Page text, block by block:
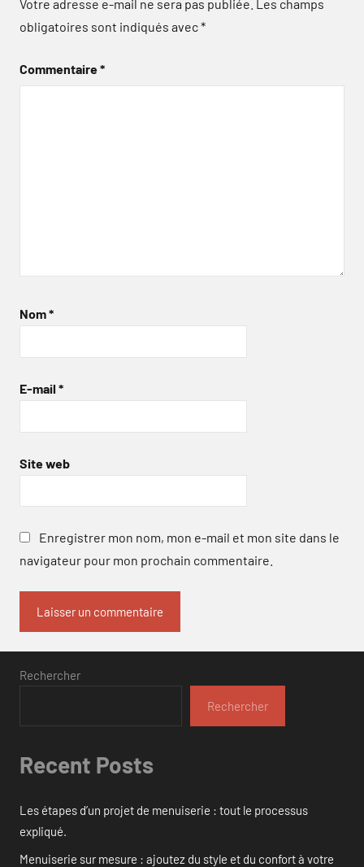
Votre adresse e-mail ne sera pas publiée.
Les champs
obligatoires sont indiqués avec*
Commentaire*
Nom*
E-mail *
Site web
Enregistrer mon nom, mon e-mail et mon site dans le
navigateur pour mon prochain commentaire.
Rechercher
Rechercher
Recent Posts
Les étapes d’un projet de menuiserie : tout le processus
expliqué.
Menuiserie sur mesure : ajoutez du style et du confort à votre